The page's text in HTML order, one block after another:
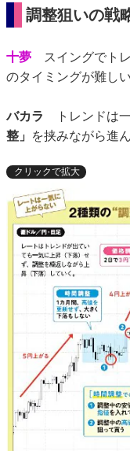
調整狙いの戦
十夢 スイングでト
のタイミングが難しい
バカラ トレンドは
整」
を挟みながら進
クリックで拡大